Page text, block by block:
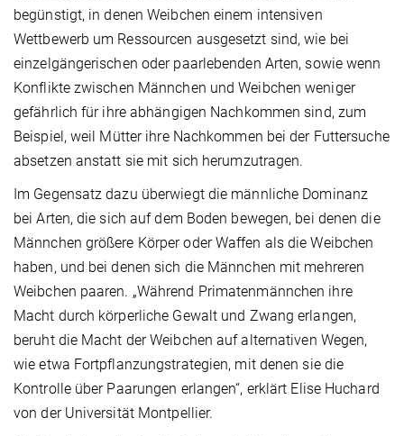
begünstigt, in denen Weibchen einem intensiven
Wettbewerb um Ressourcen ausgesetzt sind, wie bei
einzelgängerischen oder paarlebenden Arten, sowie wenn
Konflikte zwischen Männchen und Weibchen weniger
gefährlich für ihre abhängigen Nachkommen sind, zum
Beispiel, weil Mütter ihre Nachkommen bei der Futtersuche
absetzen anstatt sie mit sich herumzutragen.
Im Gegensatz dazu überwiegt die männliche Dominanz
bei Arten, die sich auf dem Boden bewegen, bei denen die
Männchen größere Körper oder Waffen als die Weibchen
haben, und bei denen sich die Männchen mit mehreren
Weibchen paaren. „Während Primatenmännchen ihre
Macht durch körperliche Gewalt und Zwang erlangen,
beruht die Macht der Weibchen auf alternativen Wegen,
wie etwa Fortpflanzungstrategien, mit denen sie die
Kontrolle über Paarungen erlangen“, erklärt Elise Huchard
von der Universität Montpellier.